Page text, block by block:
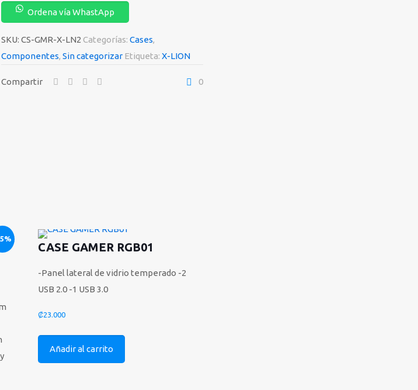
KN-
835
cantidad
Ordena vía WhastApp
SKU: CS-GMR-X-LN2 Categorías: Cases,
Componentes, Sin categorizar Etiqueta: X-LION
Compartir 0
CASE GAMER RGB01
-Panel lateral de vidrio temperado -2
USB 2.0 -1 USB 3.0
₡23.000
Añadir al carrito